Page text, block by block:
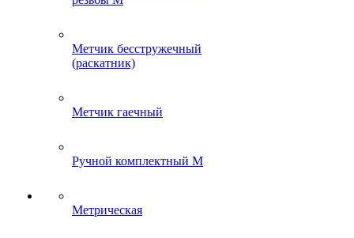
Метчик бесстружечный
(раскатник)
Метчик гаечный
Ручной комплектный M
Метрическая